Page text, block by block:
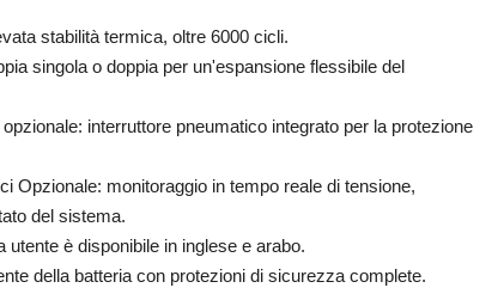
stabilità termica, oltre 6000 cicli.
singola o doppia per un'espansione flessibile del
interruttore pneumatico integrato per la protezione
Opzionale: monitoraggio in tempo reale di tensione,
del sistema.
utente è disponibile in inglese e arabo.
della batteria con protezioni di sicurezza complete.